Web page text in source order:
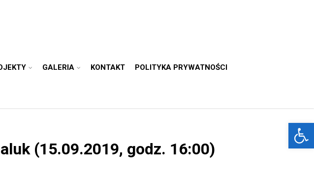
GALERIA KONTAKT POLITYKA PRYWATNOŚCI
(15.09.2019, godz. 16:00)